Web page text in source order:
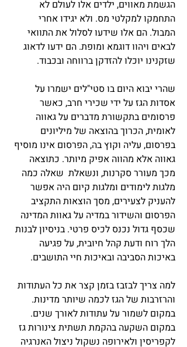
הגשמת מאווים, ילדים אלו לעולם לא
התחמקו למקלטי מס. ולא יגידו אחרי
המבול. הם אלו שידעו לסלול את התוואי
לבאים ויהוו דוגמא ומופת. הם ידעו לדאוג
שזקנינו יוכלו להזדקן ברווחה ובכבוד.
שהרי יבוא היום בו סטי"לים ישמרו על
אסדות הגז על ידי שכירי חרב, כאשר
פרסומים בתקשורת מדברים על גאווה
לאומית, הכרוך בהוצאה של מיליונים
בפרסום, עליה וקוץ בה, הפרסום אינו מוסיף
גאווה אלא מהווה אפיק מיותר. כתוצאה
מכך מעורר סקרנות, ונשאלת שאלה כמה
מלגות לימודים ומלגות קיום היה אפשר
להעניק לצעירים, מסך הוצאות התקציב
הפרסום והשידור במדיה על גאוות המדינה
שכסף גדול נכנס לכיס פרטי. בניסיון לבנות
הלך רוח ודעת קהל חיובית, על פגיעה
באיכות הסביבה ובאיכות חיי התושבים.
למה צריך לבזבז בזמן קצר את כל העתודות
והרזרבות של הגז לכמה שיותר מדינות.
במקום לשמור על עתודות לאורך שנים.
במקום השקעה בהקמת תשתית צינורות גז
לקפריסין ולאירופה נשקול ניצול האנרגיה